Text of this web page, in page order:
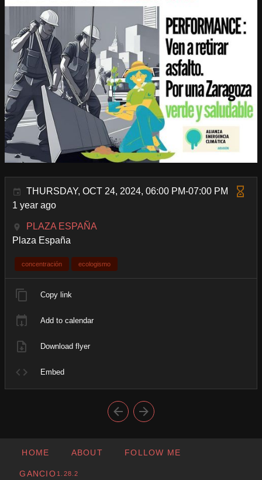
THURSDAY, OCT 24, 2024, 06:00 PM-07:00 PM
1 year ago
PLAZA ESPAÑA
Plaza España
concentración ecologismo
Copy link
Add to calendar
Download flyer
Embed
HOME ABOUT FOLLOW ME
GANCIO 1.28.2